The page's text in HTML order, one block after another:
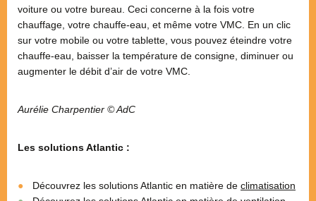
voiture ou votre bureau. Ceci concerne à la fois votre
chauffage, votre chauffe-eau, et même votre VMC. En un clic
sur votre mobile ou votre tablette, vous pouvez éteindre votre
chauffe-eau, baisser la température de consigne, diminuer ou
augmenter le débit d’air de votre VMC.
Aurélie Charpentier © AdC
Les solutions Atlantic :
Découvrez les solutions Atlantic en matière de climatisation